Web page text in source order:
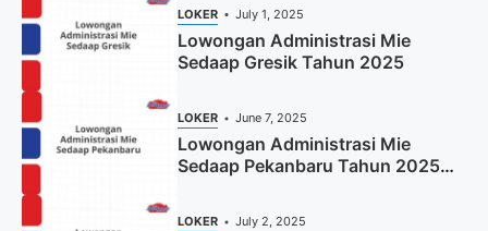
LOKER July 1, 2025
Lowongan Administrasi Mie
Sedaap Gresik Tahun 2025
LOKER June 7, 2025
Lowongan Administrasi Mie
Sedaap Pekanbaru Tahun 2025
LOKER July 2, 2025